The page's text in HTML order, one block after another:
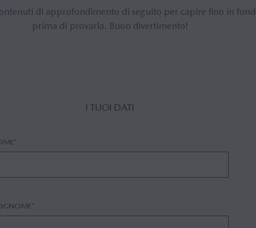
di approfondimento di seguito per capire fino in
prima di provarla. Buon divertimento!
I TUOI DATI